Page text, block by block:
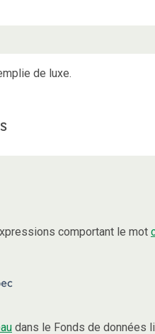
de luxe.
comportant le mot
dans le Fonds de données